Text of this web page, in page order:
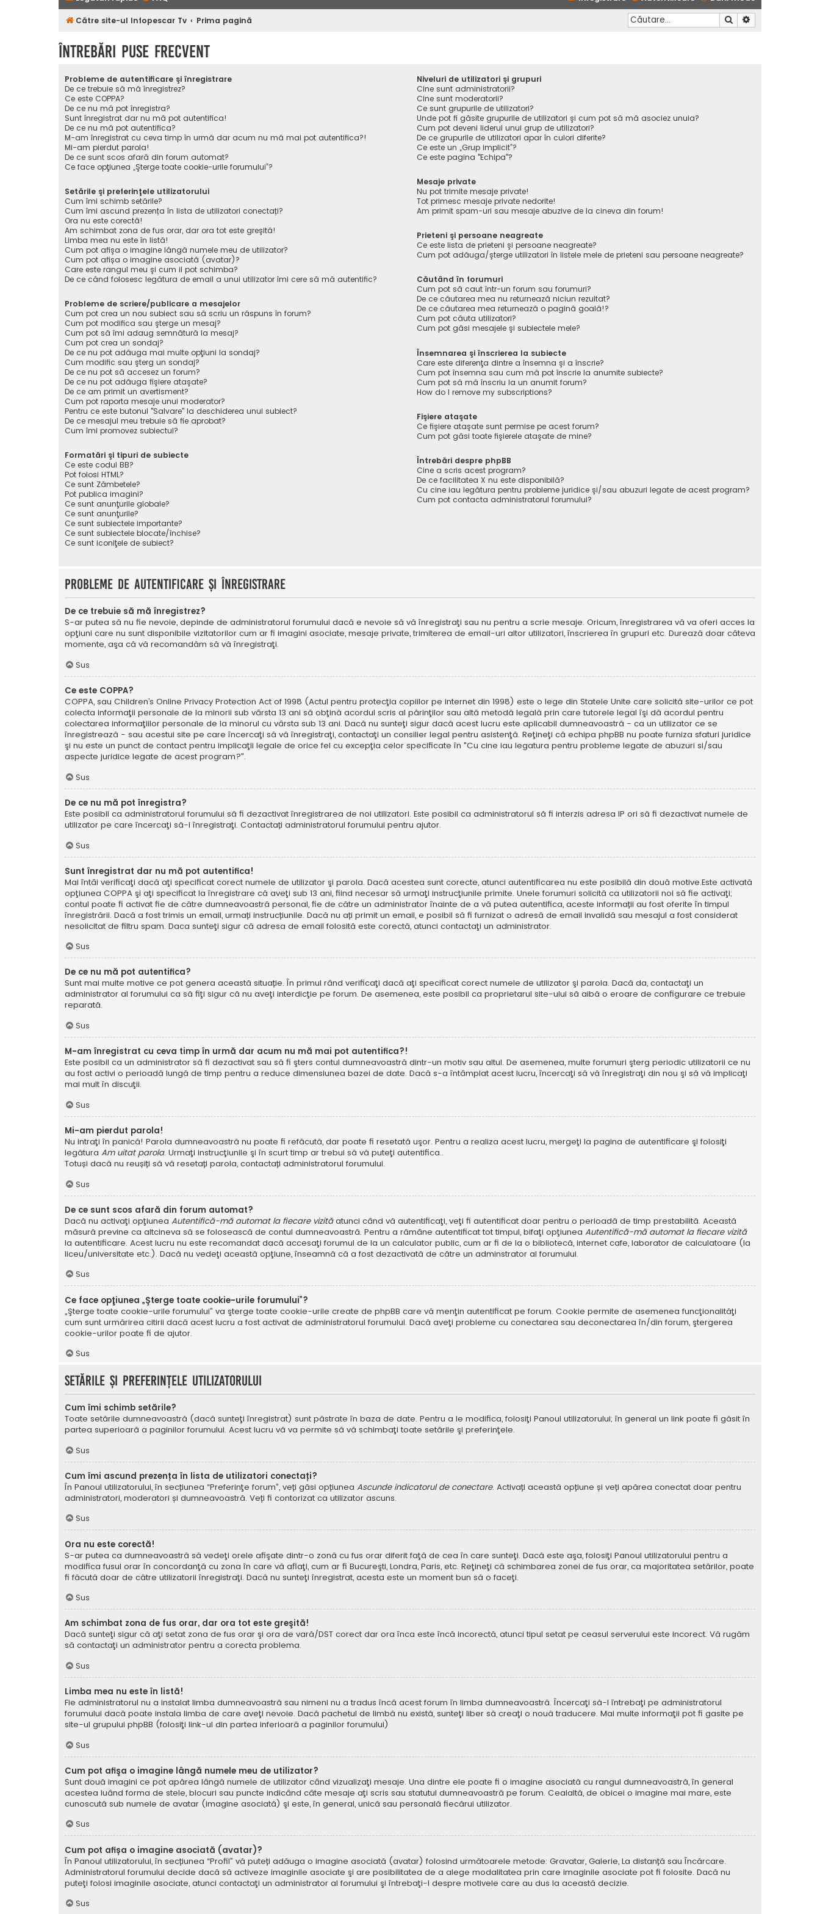
Către site-ul Infopescar Tv Prima pagină Căutare
Întrebări puse frecvent
Probleme de autentificare şi înregistrare
De ce trebuie să mă înregistrez?
Ce este COPPA?
De ce nu mă pot înregistra?
Sunt înregistrat dar nu mă pot autentifica!
De ce nu mă pot autentifica?
M-am înregistrat cu ceva timp în urmă dar acum nu mă mai pot autentifica?!
Mi-am pierdut parola!
De ce sunt scos afară din forum automat?
Ce face opţiunea „Şterge toate cookie-urile forumului”?
Setările şi preferinţele utilizatorului
Cum îmi schimb setările?
Cum îmi ascund prezența în lista de utilizatori conectați?
Ora nu este corectă!
Am schimbat zona de fus orar, dar ora tot este greşită!
Limba mea nu este în listă!
Cum pot afişa o imagine lângă numele meu de utilizator?
Cum pot afișa o imagine asociată (avatar)?
Care este rangul meu şi cum il pot schimba?
De ce când folosesc legătura de email a unui utilizator îmi cere să mă autentific?
Probleme de scriere/publicare a mesajelor
Cum pot crea un nou subiect sau să scriu un răspuns în forum?
Cum pot modifica sau şterge un mesaj?
Cum pot să îmi adaug semnătură la mesaj?
Cum pot crea un sondaj?
De ce nu pot adăuga mai multe opţiuni la sondaj?
Cum modific sau şterg un sondaj?
De ce nu pot să accesez un forum?
De ce nu pot adăuga fişiere ataşate?
De ce am primit un avertisment?
Cum pot raporta mesaje unui moderator?
Pentru ce este butonul "Salvare" la deschiderea unui subiect?
De ce mesajul meu trebuie să fie aprobat?
Cum îmi promovez subiectul?
Formatări şi tipuri de subiecte
Ce este codul BB?
Pot folosi HTML?
Ce sunt Zâmbetele?
Pot publica imagini?
Ce sunt anunţurile globale?
Ce sunt anunţurile?
Ce sunt subiectele importante?
Ce sunt subiectele blocate/închise?
Ce sunt iconiţele de subiect?
Niveluri de utilizatori şi grupuri
Cine sunt administratorii?
Cine sunt moderatorii?
Ce sunt grupurile de utilizatori?
Unde pot fi găsite grupurile de utilizatori şi cum pot să mă asociez unuia?
Cum pot deveni liderul unui grup de utilizatori?
De ce grupurile de utilizatori apar în culori diferite?
Ce este un „Grup implicit”?
Ce este pagina "Echipa"?
Mesaje private
Nu pot trimite mesaje private!
Tot primesc mesaje private nedorite!
Am primit spam-uri sau mesaje abuzive de la cineva din forum!
Prieteni şi persoane neagreate
Ce este lista de prieteni şi persoane neagreate?
Cum pot adăuga/şterge utilizatori în listele mele de prieteni sau persoane neagreate?
Căutând în forumuri
Cum pot să caut într-un forum sau forumuri?
De ce căutarea mea nu returnează niciun rezultat?
De ce căutarea mea returnează o pagină goală!?
Cum pot căuta utilizatori?
Cum pot găsi mesajele şi subiectele mele?
Însemnarea şi înscrierea la subiecte
Care este diferenţa dintre a însemna şi a înscrie?
Cum pot însemna sau cum mă pot înscrie la anumite subiecte?
Cum pot să mă înscriu la un anumit forum?
How do I remove my subscriptions?
Fişiere ataşate
Ce fişiere ataşate sunt permise pe acest forum?
Cum pot găsi toate fişierele ataşate de mine?
Întrebări despre phpBB
Cine a scris acest program?
De ce facilitatea X nu este disponibilă?
Cu cine iau legătura pentru probleme juridice şi/sau abuzuri legate de acest program?
Cum pot contacta administratorul forumului?
Probleme de autentificare şi înregistrare
De ce trebuie să mă înregistrez?
S-ar putea să nu fie nevoie, depinde de administratorul forumului dacă e nevoie să vă înregistraţi sau nu pentru a scrie mesaje. Oricum, înregistrarea vă va oferi acces la
opţiuni care nu sunt disponibile vizitatorilor cum ar fi imagini asociate, mesaje private, trimiterea de email-uri altor utilizatori, înscrierea în grupuri etc. Durează doar câteva
momente, aşa că vă recomandăm să vă înregistraţi.
Sus
Ce este COPPA?
COPPA, sau Children’s Online Privacy Protection Act of 1998 (Actul pentru protecţia copiilor pe internet din 1998) este o lege din Statele Unite care solicită site-urilor ce pot
colecta informaţii personale de la minorii sub vârsta 13 ani să obţină acordul scris al părinţilor sau altă metodă legală prin care tutorele legal îşi dă acordul pentru
colectarea informaţiilor personale de la minorul cu vârsta sub 13 ani. Dacă nu sunteţi sigur dacă acest lucru este aplicabil dumneavoastră - ca un utilizator ce se
înregistrează - sau acestui site pe care încercaţi să vă înregistraţi, contactaţi un consilier legal pentru asistenţă. Reţineţi că echipa phpBB nu poate furniza sfaturi juridice
şi nu este un punct de contact pentru implicaţii legale de orice fel cu excepţia celor specificate în "Cu cine iau legatura pentru probleme legate de abuzuri si/sau
aspecte juridice legate de acest program?".
Sus
De ce nu mă pot înregistra?
Este posibil ca administratorul forumului să fi dezactivat înregistrarea de noi utilizatori. Este posibil ca administratorul să fi interzis adresa IP ori să fi dezactivat numele de
utilizator pe care încercaţi să-l înregistraţi. Contactați administratorul forumului pentru ajutor.
Sus
Sunt înregistrat dar nu mă pot autentifica!
Mai întâi verificaţi dacă aţi specificat corect numele de utilizator şi parola. Dacă acestea sunt corecte, atunci autentificarea nu este posibilă din două motive.Este activată
opţiunea COPPA şi aţi specificat la înregistrare că aveţi sub 13 ani, fiind necesar să urmaţi instrucţiunile primite. Unele forumuri solicită ca utilizatorii noi să fie activaţi;
contul poate fi activat fie de către dumneavoastră personal, fie de către un administrator înainte de a vă putea autentifica, aceste informații au fost oferite în timpul
înregistrării. Dacă a fost trimis un email, urmați instrucțiunile. Dacă nu ați primit un email, e posibil să fi furnizat o adresă de email invalidă sau mesajul a fost considerat
nesolicitat de filtru spam. Daca sunteţi sigur că adresa de email folosită este corectă, atunci contactaţi un administrator.
Sus
De ce nu mă pot autentifica?
Sunt mai multe motive ce pot genera această situație. În primul rând verificaţi dacă aţi specificat corect numele de utilizator şi parola. Dacă da, contactaţi un
administrator al forumului ca să fiţi sigur că nu aveţi interdicţie pe forum. De asemenea, este posibil ca proprietarul site-ului să aibă o eroare de configurare ce trebuie
reparată.
Sus
M-am înregistrat cu ceva timp în urmă dar acum nu mă mai pot autentifica?!
Este posibil ca un administrator să fi dezactivat sau să fi şters contul dumneavoastră dintr-un motiv sau altul. De asemenea, multe forumuri şterg periodic utilizatorii ce nu
au fost activi o perioadă lungă de timp pentru a reduce dimensiunea bazei de date. Dacă s-a întâmplat acest lucru, încercaţi să vă înregistraţi din nou şi să vă implicaţi
mai mult în discuţii.
Sus
Mi-am pierdut parola!
Nu intraţi în panică! Parola dumneavoastră nu poate fi refăcută, dar poate fi resetată uşor. Pentru a realiza acest lucru, mergeţi la pagina de autentificare şi folosiţi
legătura Am uitat parola. Urmaţi instrucţiunile şi în scurt timp ar trebui să vă puteţi autentifica..
Totuși dacă nu reușiți să vă resetați parola, contactați administratorul forumului.
Sus
De ce sunt scos afară din forum automat?
Dacă nu activaţi opţiunea Autentifică-mă automat la fiecare vizităatunci când vă autentificaţi, veţi fi autentificat doar pentru o perioadă de timp prestabilită. Această
măsură previne ca altcineva să se folosească de contul dumneavoastră. Pentru a rămâne autentificat tot timpul, bifaţi opţiunea Autentifică-mă automat la fiecare vizită
la autentificare. Acest lucru nu este recomandat dacă accesaţi forumul de la un calculator public, cum ar fi de la o bibliotecă, internet cafe, laborator de calculatoare (la
liceu/universitate etc.). Dacă nu vedeţi această opţiune, înseamnă că a fost dezactivată de către un adminstrator al forumului.
Sus
Ce face opţiunea „Şterge toate cookie-urile forumului”?
„Şterge toate cookie-urile forumului” va şterge toate cookie-urile create de phpBB care vă menţin autentificat pe forum. Cookie permite de asemenea funcţionalităţi
cum sunt urmărirea citirii dacă acest lucru a fost activat de administratorul forumului. Dacă aveţi probleme cu conectarea sau deconectarea în/din forum, ştergerea
cookie-urilor poate fi de ajutor.
Sus
Setările şi preferinţele utilizatorului
Cum îmi schimb setările?
Toate setările dumneavoastră (dacă sunteţi înregistrat) sunt păstrate în baza de date. Pentru a le modifica, folosiţi Panoul utilizatorului; în general un link poate fi găsit în
partea superioară a paginilor forumului. Acest lucru vă va permite să vă schimbaţi toate setările şi preferinţele.
Sus
Cum îmi ascund prezența în lista de utilizatori conectați?
În Panoul utilizatorului, în secțiunea “Preferinţe forum”, veți găsi opțiunea Ascunde indicatorul de conectare. Activați această opțiune și veți apărea conectat doar pentru
administratori, moderatori și dumneavoastră. Veți fi contorizat ca utilizator ascuns.
Sus
Ora nu este corectă!
S-ar putea ca dumneavoastră să vedeţi orele afişate dintr-o zonă cu fus orar diferit faţă de cea în care sunteţi. Dacă este aşa, folosiţi Panoul utilizatorului pentru a
modifica fusul orar în concordanţă cu zona în care vă aflaţi, cum ar fi Bucureşti, Londra, Paris, etc. Reţineţi că schimbarea zonei de fus orar, ca majoritatea setărilor, poate
fi făcută doar de către utilizatorii înregistraţi. Dacă nu sunteţi înregistrat, acesta este un moment bun să o faceţi.
Sus
Am schimbat zona de fus orar, dar ora tot este greşită!
Dacă sunteţi sigur că aţi setat zona de fus orar şi ora de vară/DST corect dar ora înca este încă incorectă, atunci tipul setat pe ceasul serverului este incorect. Vă rugăm
să contactaţi un administrator pentru a corecta problema.
Sus
Limba mea nu este în listă!
Fie administratorul nu a instalat limba dumneavoastră sau nimeni nu a tradus încă acest forum în limba dumneavoastră. Încercaţi să-l întrebaţi pe administratorul
forumului dacă poate instala limba de care aveţi nevoie. Dacă pachetul de limbă nu există, sunteţi liber să creaţi o nouă traducere. Mai multe informaţii pot fi gasite pe
site-ul grupului phpBB (folosiţi link-ul din partea inferioară a paginilor forumului)
Sus
Cum pot afişa o imagine lângă numele meu de utilizator?
Sunt două imagini ce pot apărea lângă numele de utilizator când vizualizaţi mesaje. Una dintre ele poate fi o imagine asociată cu rangul dumneavoastră, în general
acestea luând forma de stele, blocuri sau puncte indicând câte mesaje aţi scris sau statutul dumneavoastră pe forum. Cealaltă, de obicei o imagine mai mare, este
cunoscută sub numele de avatar (imagine asociată) şi este, în general, unică sau personală fiecărui utilizator.
Sus
Cum pot afișa o imagine asociată (avatar)?
În Panoul utilizatorului, în secțiunea “Profil” vă puteți adăuga o imagine asociată (avatar) folosind următoarele metode: Gravatar, Galerie, La distanță sau Încărcare.
Administratorul forumului decide dacă să activeze imaginile asociate şi are posibilitatea de a alege modalitatea prin care imaginile asociate pot fi folosite. Dacă nu
puteţi folosi imaginile asociate, atunci contactaţi un administrator al forumului şi întrebaţi-l despre motivele care au dus la această decizie.
Sus